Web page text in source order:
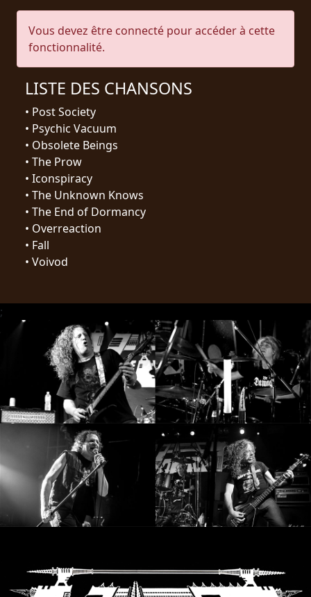
RETOURS
CREDITS
CHOISIR
UN
THÈME
SYMPHONIQUE
MORGOTH
SYNCHRO
ANARCHY
LOST
MACHINE
NOTHINGFACE
DIMENSION
HATROSS
KILLING
TECHNOLOGY
Vous devez être connecté pour accéder à cette
fonctionnalité.
LISTE DES CHANSONS
• Post Society
• Psychic Vacuum
• Obsolete Beings
• The Prow
• Iconspiracy
• The Unknown Knows
• The End of Dormancy
• Overreaction
• Fall
• Voivod
;